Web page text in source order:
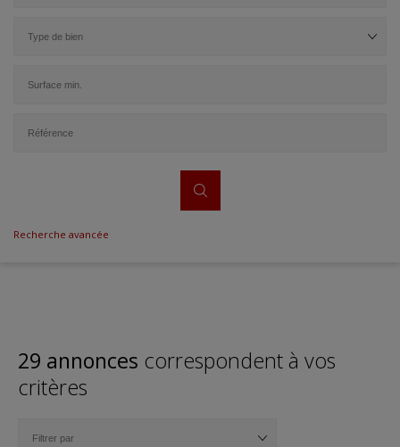
Recherche avancée
29 annonces correspondent à vos
critères